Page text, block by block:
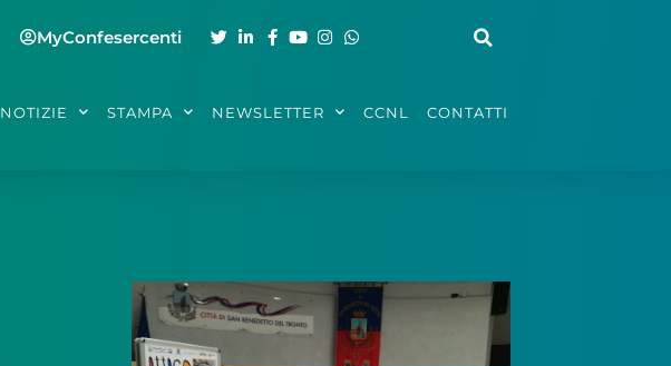
MyConfesercenti
NOTIZIE STAMPA NEWSLETTER CCNL CONTATTI